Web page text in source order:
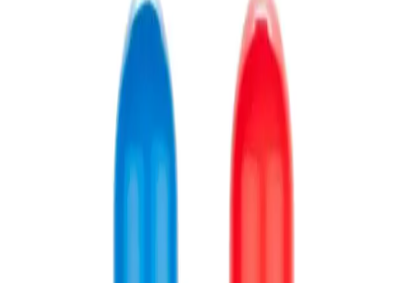
Capacidad: 750 ml / 25 Oz. MATERIAL: PP + PE
MEDIDAS: Formato: (Alto X Diámetro): Con Tapa:
(23,2 X Ø 7,4). Sin Tapa: (22 X Ø 7,4). Peso: 124